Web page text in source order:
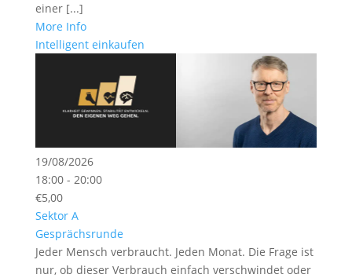
einer [...]
More Info
Intelligent einkaufen
19/08/2026
18:00 - 20:00
€5,00
Sektor A
Gesprächsrunde
Jeder Mensch verbraucht. Jeden Monat. Die Frage ist
nur, ob dieser Verbrauch einfach verschwindet oder